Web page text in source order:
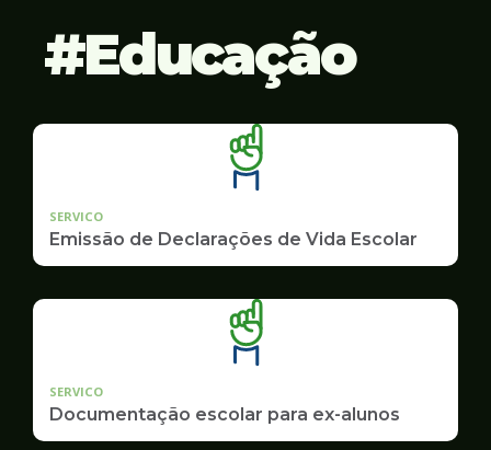
Educação
SERVICO
Emissão de Declarações de Vida Escolar
SERVICO
Documentação escolar para ex-alunos